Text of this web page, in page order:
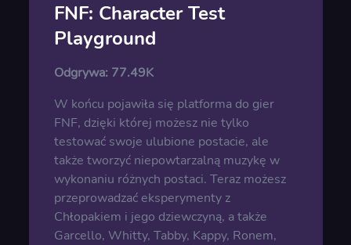
FNF: Character Test
Playground
Odgrywa: 77.49K
W końcu pojawiła się platforma do gier
FNF, dzięki której możesz nie tylko
testować swoje ulubione postacie, ale
także tworzyć niepowtarzalną muzykę w
wykonaniu różnych postaci. Teraz możesz
przeprowadzać eksperymenty z
Chłopakiem i jego dziewczyną, a także
Garcello, Whitty, Tabby, Kappy, Ronem,